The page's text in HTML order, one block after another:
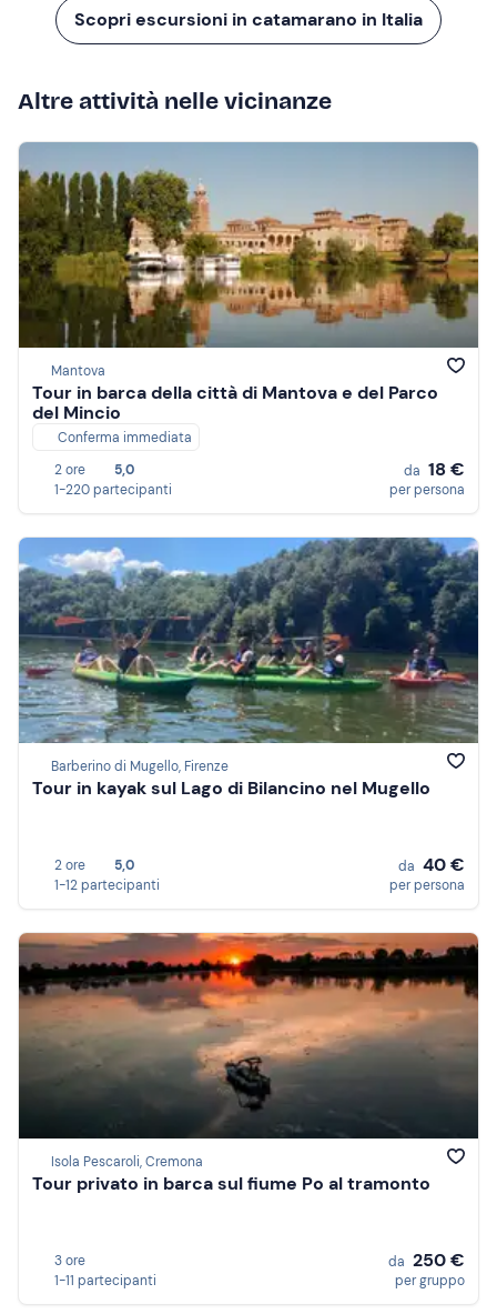
Scopri escursioni in catamarano in Italia
Altre attività nelle vicinanze
Mantova
Tour in barca della città di Mantova e del Parco
del Mincio
Conferma immediata
2 ore
5,0
1-220 partecipanti
da 18 €
per persona
Barberino di Mugello, Firenze
Tour in kayak sul Lago di Bilancino nel Mugello
2 ore
5,0
1-12 partecipanti
da 40 €
per persona
Isola Pescaroli, Cremona
Tour privato in barca sul fiume Po al tramonto
3 ore
1-11 partecipanti
da 250 €
per gruppo